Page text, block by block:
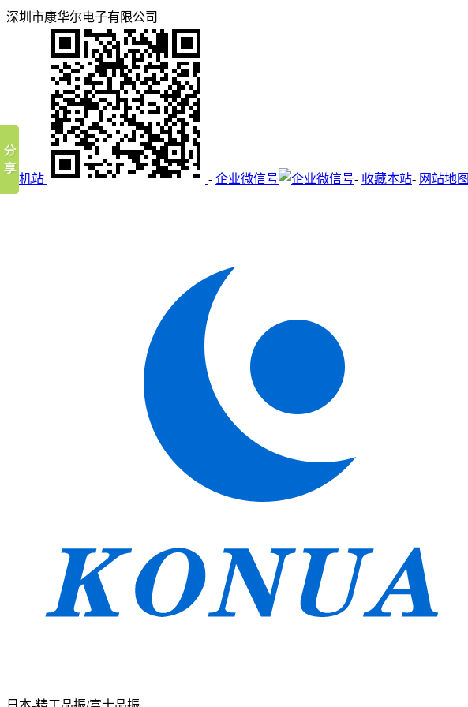
深圳市康华尔电子有限公司
手机站 - 企业微信号 - 收藏本站- 网站地图